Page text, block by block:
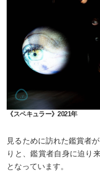
《スペキュラー》2021年
見るために訪れた鑑賞者
りと、鑑賞者自身に迫り
となっています。